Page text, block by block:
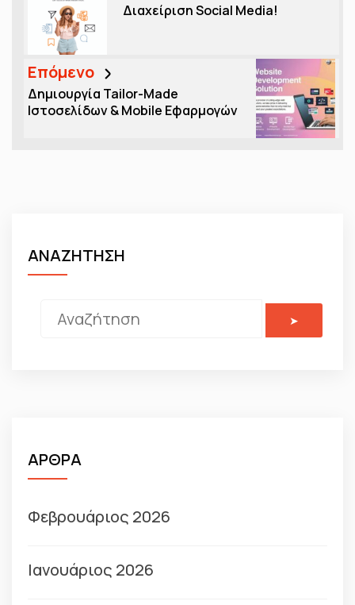
Διαχείριση Social Media!
Επόμενο
Δημιουργία Tailor-Made
Ιστοσελίδων & Mobile Εφαρμογών
ΑΝΑΖΗΤΗΣΗ
ΑΡΘΡΑ
Φεβρουάριος 2026
Ιανουάριος 2026